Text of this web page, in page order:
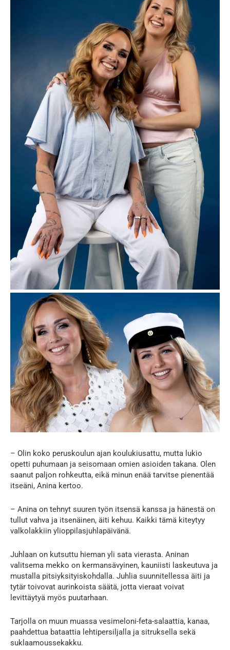
– Olin koko peruskoulun ajan koulukiusattu, mutta lukio
opetti puhumaan ja seisomaan omien asioiden takana. Olen
saanut paljon rohkeutta, eikä minun enää tarvitse pienentää
itseäni, Anina kertoo.
– Anina on tehnyt suuren työn itsensä kanssa ja hänestä on
tullut vahva ja itsenäinen, äiti kehuu. Kaikki tämä kiteytyy
valkolakkiin ylioppilasjuhlapäivänä.
Juhlaan on kutsuttu hieman yli sata vierasta. Aninan
valitsema mekko on kermansävyinen, kauniisti laskeutuva ja
mustalla pitsiyksityiskohdalla. Juhlia suunnitellessa äiti ja
tytär toivovat aurinkoista säätä, jotta vieraat voivat
levittäytyä myös puutarhaan.
Tarjolla on muun muassa vesimeloni-feta-salaattia, kanaa,
paahdettua bataattia lehtipersiljalla ja sitruksella sekä
suklaamoussekakku.